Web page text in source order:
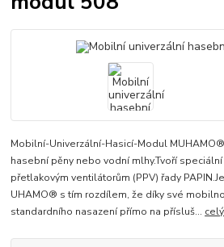
Mobilní-Univerzální-Hasicí-Modul
hasební pěny nebo vodní mlhy.Tvoří
přetlakovým ventilátorům (PPV) řady
UHAMO® s tím rozdílem, že díky své
standardního nasazení přímo na přísluš...